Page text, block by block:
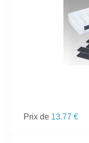
Prix de 13.77 €